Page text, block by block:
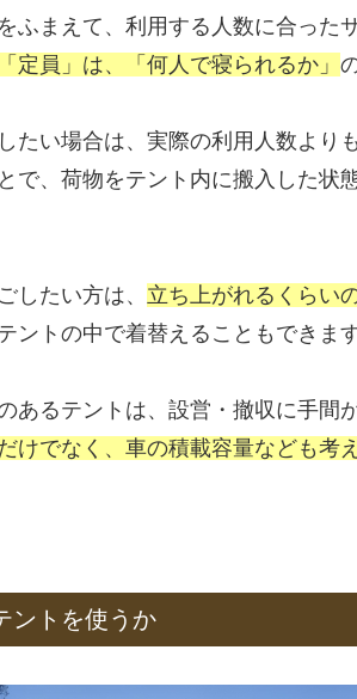
ふまえて、利用する人数に合った
「定員」は、「何人で寝られるか」
たい場合は、実際の利用人数よりも
で、荷物をテント内に搬入した状
したい方は、 立ち上がれるくらい
ントの中で着替えることもできます
あるテントは、設営・撤収に手間
けでなく、車の積載容量なども考
ントを使うか